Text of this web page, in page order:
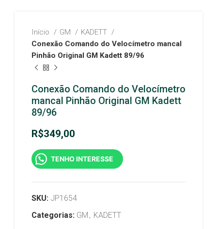
Início GM
KADETT
Conexão Comando do Velocímetro mancal
Pinhão Original GM Kadett 89/96
Conexão Comando do Velocímetro
mancal Pinhão Original GM Kadett
89/96
R$349,00
TENHO INTERESSE
SKU: JP1654
Categorias: GM , KADETT